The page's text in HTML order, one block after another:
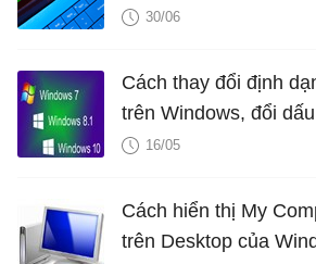
30/06
Cách thay đổi định
trên Windows, đổi
dấu chấm
16/05
Cách hiển thị My
trên Desktop của